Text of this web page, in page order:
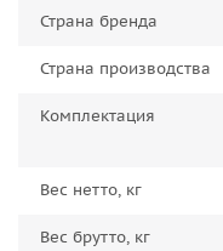
Страна бренда
Страна производства
Комплектация
Вес нетто, кг
Вес брутто, кг